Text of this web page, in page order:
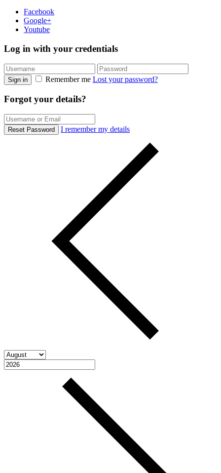
Facebook
Google+
Youtube
Log in with your credentials
Sign in Remember me Lost your password?
Forgot your details?
Reset Password I remember my details